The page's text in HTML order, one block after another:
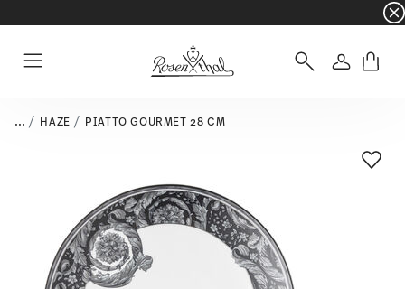
☀️ Summer SALE su articoli e collezioni
Accedi
... HAZE PIATTO GOURMET 28 CM
Lista